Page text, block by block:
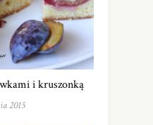
i kruszonką
2015